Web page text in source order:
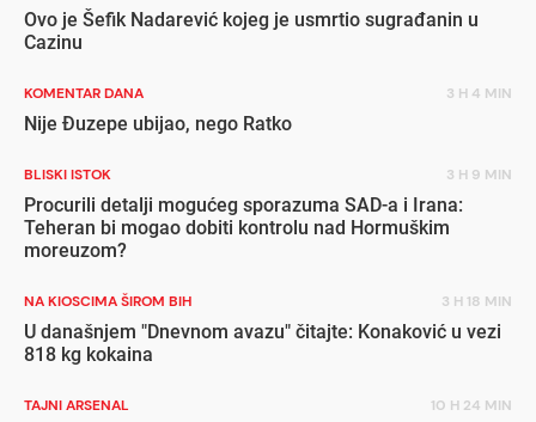
Ovo je Šefik Nadarević kojeg je usmrtio sugrađanin u
Cazinu
KOMENTAR DANA 3 H 4 MIN
Nije Đuzepe ubijao, nego Ratko
BLISKI ISTOK 3 H 9 MIN
Procurili detalji mogućeg sporazuma SAD-a i Irana:
Teheran bi mogao dobiti kontrolu nad Hormuškim
moreuzom?
NA KIOSCIMA ŠIROM BIH 3 H 18 MIN
U današnjem "Dnevnom avazu" čitajte: Konaković u vezi
818 kg kokaina
TAJNI ARSENAL 10 H 24 MIN